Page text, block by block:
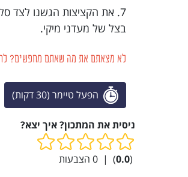
7. את הקציצות הגשנו לצד
בצל של מעדני מיקי.
לא מצאתם את מה שאתם מחפשים?
הפעל טיימר (30 דקות)
ניסית את המתכון? איך יצא?
(
0.0
)
|
0 הצבעות